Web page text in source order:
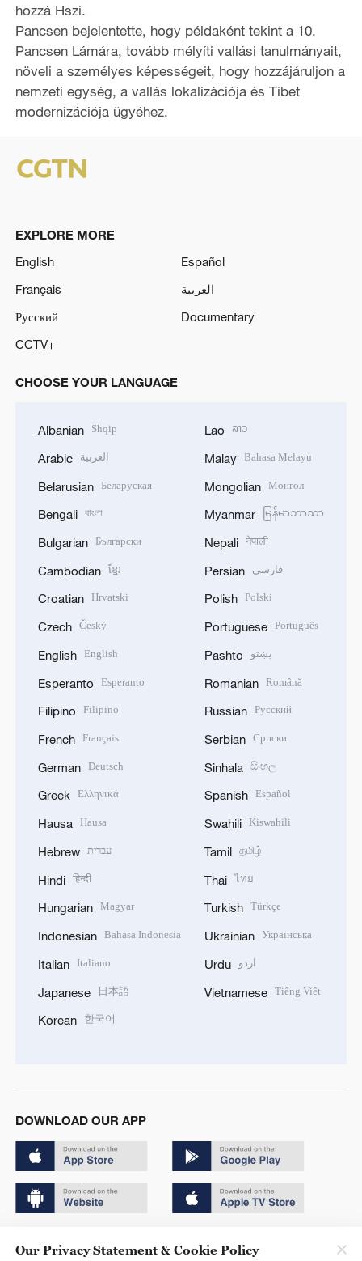
hozzá Hszi.
Pancsen bejelentette, hogy példaként tekint a 10.
Pancsen Lámára, tovább mélyíti vallási tanulmányait,
növeli a személyes képességeit, hogy hozzájáruljon a
nemzeti egység, a vallás lokalizációja és Tibet
modernizációja ügyéhez.
EXPLORE MORE
English
Español
Français
العربية
Русский
Documentary
CCTV+
CHOOSE YOUR LANGUAGE
Albanian Shqip
Arabic العربية
Belarusian Беларуская
Bengali বাংলা
Bulgarian Български
Cambodian ខ្មែរ
Croatian Hrvatski
Czech Český
English English
Esperanto Esperanto
Filipino Filipino
French Français
German Deutsch
Greek Ελληνικά
Hausa Hausa
Hebrew עברית
Hindi हिन्दी
Hungarian Magyar
Indonesian Bahasa Indonesia
Italian Italiano
Japanese 日本語
Korean 한국어
Lao ລາວ
Malay Bahasa Melayu
Mongolian Монгол
Myanmar မြန်မာဘာသာ
Nepali नेपाली
Persian فارسی
Polish Polski
Portuguese Português
Pashto پښتو
Romanian Română
Russian Русский
Serbian Српски
Sinhala සිංහල
Spanish Español
Swahili Kiswahili
Tamil தமிழ்
Thai ไทย
Turkish Türkçe
Ukrainian Українська
Urdu اردو
Vietnamese Tiếng Việt
DOWNLOAD OUR APP
Our Privacy Statement & Cookie Policy